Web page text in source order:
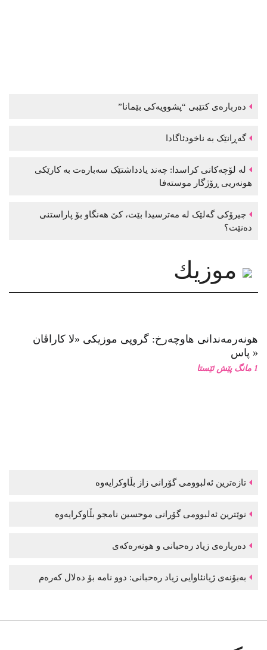
دەربارەی کتێبی “پشوویەکی بێمانا”
گەڕانێک بە ناخودئاگادا
لە لۆچەکانی کراسدا: چەند یادداشتێک سەبارەت بە کارێکی
هونەریی ڕۆژگار موستەفا
چیرۆکی گەلێک لە مەترسیدا بێت، کێ هەنگاو بۆ پاراستنی
دەنێت؟
هونەرمەندانی هاوچەرخ: گروپی موزیكی «لا كاراڤان
پاس»
1 مانگ پێش ئێستا
تازەترین ئەلبوومی گۆرانی زاز بڵاوكرایەوە
نوێترین ئەلبوومی گۆرانی موحسین نامجو بڵاوكرایەوە
دەربارەی زیاد رەحبانی و هونەرەکەی
بەبۆنەی ژیانئاوایی زیاد رەحبانی: دوو نامە بۆ دەلال کەرەم